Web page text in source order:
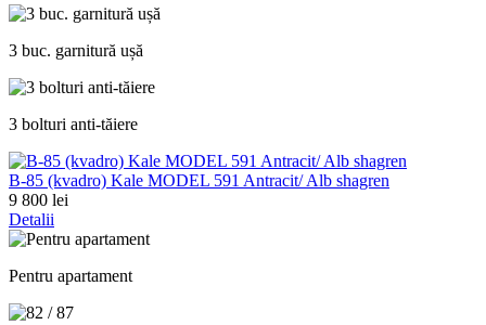
3 buc. garnitură ușă
3 bolturi anti-tăiere
В-85 (kvadro) Kale MODEL 591 Antracit/ Alb shagren
9 800 lei
Detalii
Pentru apartament